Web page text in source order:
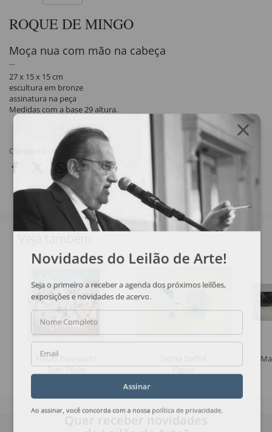
ROQUE DE MINGO
Moça nua com mão na cabeça
27 x 15 x 15 cm
escultura em bronze
assinatura na peça
Medidas com a base 29 altura.
Compartilhar
Fulvio Pennacchi
Sem Título
Figura
Novidades do Leilão de Arte!
Seja o primeiro a receber a agenda dos próximos leilões,
exposições e novidades de acervo.
Nome Completo
Email
Assinar
Ao assinar, você concorda com a nossa política de privacidade